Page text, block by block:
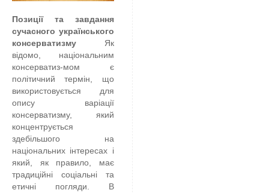
Позиції та завдання
сучасного українського
консерватизму Як
відомо, національним
консерватиз-мом є
політичний термін, що
використовується для
опису варіації
консерватизму, який
концентрується
здебільшого на
національних інтересах і
який, як правило, має
традиційні соціальні та
етичні погляди. В